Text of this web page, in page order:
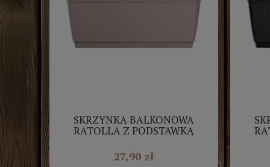
SKRZYNKA BALKONOWA
RATOLLA Z PODSTAWKĄ
27,90 zł